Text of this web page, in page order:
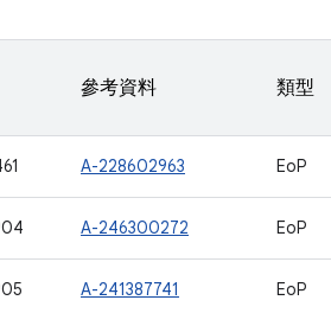
參考資料 類型
A-228602963 EoP
A-246300272 EoP
A-241387741 EoP